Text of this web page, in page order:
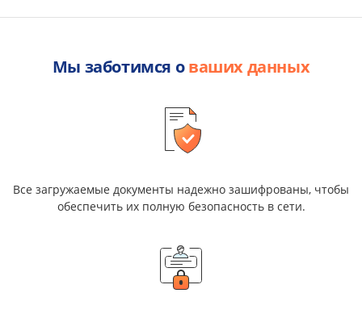
Мы заботимся оваших данных
Все загружаемые документы надежно зашифрованы, чтобы
обеспечить их полную безопасность в сети.